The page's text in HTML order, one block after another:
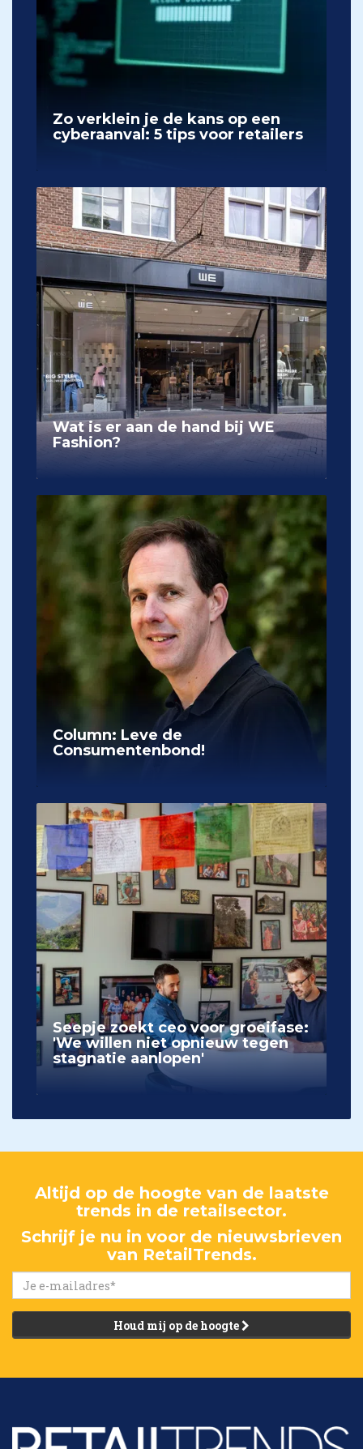
Zo verklein je de kans op een
cyberaanval: 5 tips voor retailers
Wat is er aan de hand bij WE
Fashion?
Column: Leve de
Consumentenbond!
Seepje zoekt ceo voor groeifase:
'We willen niet opnieuw tegen
stagnatie aanlopen'
Altijd op de hoogte van de laatste
trends in de retailsector.
Schrijf je nu in voor de nieuwsbrieven
van RetailTrends.
Houd mij op de hoogte